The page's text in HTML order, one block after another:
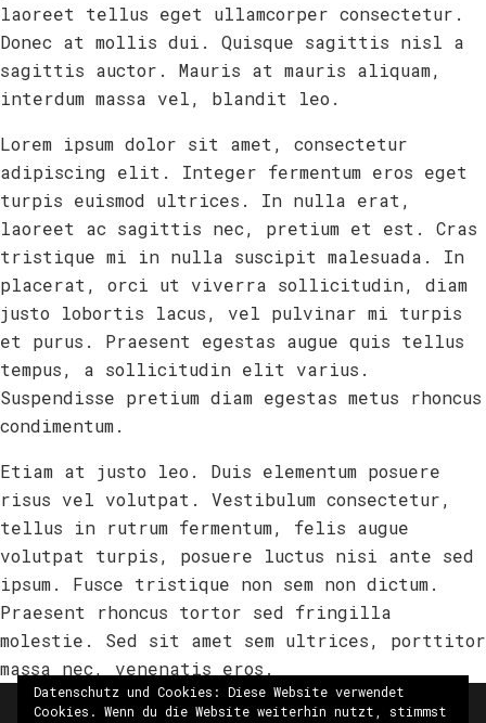
laoreet tellus eget ullamcorper consectetur.
Donec at mollis dui. Quisque sagittis nisl a
sagittis auctor. Mauris at mauris aliquam,
interdum massa vel, blandit leo.
Lorem ipsum dolor sit amet, consectetur
adipiscing elit. Integer fermentum eros eget
turpis euismod ultrices. In nulla erat,
laoreet ac sagittis nec, pretium et est. Cras
tristique mi in nulla suscipit malesuada. In
placerat, orci ut viverra sollicitudin, diam
justo lobortis lacus, vel pulvinar mi turpis
et purus. Praesent egestas augue quis tellus
tempus, a sollicitudin elit varius.
Suspendisse pretium diam egestas metus rhoncus
condimentum.
Etiam at justo leo. Duis elementum posuere
risus vel volutpat. Vestibulum consectetur,
tellus in rutrum fermentum, felis augue
volutpat turpis, posuere luctus nisi ante sed
ipsum. Fusce tristique non sem non dictum.
Praesent rhoncus tortor sed fringilla
molestie. Sed sit amet sem ultrices, porttitor
massa nec, venenatis eros.
Datenschutz und Cookies: Diese Website verwendet
Cookies. Wenn du die Website weiterhin nutzt, stimmst